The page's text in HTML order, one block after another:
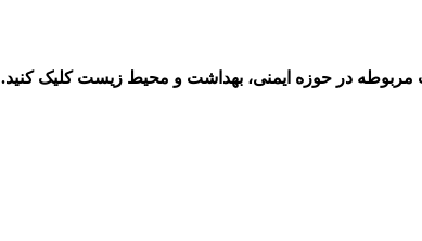
در حوزه ایمنی، بهداشت و محیط زیست کلیک کنید.